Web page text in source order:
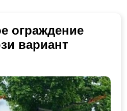
ограждение
вариант